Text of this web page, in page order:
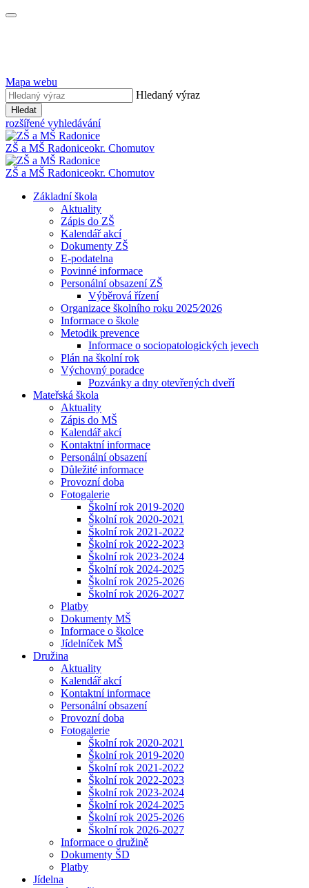
Mapa webu
Hledaný výraz
Hledat
rozšířené vyhledávání
ZŠ a MŠ Radoniceokr. Chomutov
ZŠ a MŠ Radoniceokr. Chomutov
Základní škola
Aktuality
Zápis do ZŠ
Kalendář akcí
Dokumenty ZŠ
E-podatelna
Povinné informace
Personální obsazení ZŠ
Výběrová řízení
Organizace školního roku 2025⁄2026
Informace o škole
Metodik prevence
Informace o sociopatologických jevech
Plán na školní rok
Výchovný poradce
Pozvánky a dny otevřených dveří
Mateřská škola
Aktuality
Zápis do MŠ
Kalendář akcí
Kontaktní informace
Personální obsazení
Důležité informace
Provozní doba
Fotogalerie
Školní rok 2019-2020
Školní rok 2020-2021
Školní rok 2021-2022
Školní rok 2022-2023
Školní rok 2023-2024
Školní rok 2024-2025
Školní rok 2025-2026
Školní rok 2026-2027
Platby
Dokumenty MŠ
Informace o školce
Jídelníček MŠ
Družina
Aktuality
Kalendář akcí
Kontaktní informace
Personální obsazení
Provozní doba
Fotogalerie
Školní rok 2020-2021
Školní rok 2019-2020
Školní rok 2021-2022
Školní rok 2022-2023
Školní rok 2023-2024
Školní rok 2024-2025
Školní rok 2025-2026
Školní rok 2026-2027
Informace o družině
Dokumenty ŠD
Platby
Jídelna